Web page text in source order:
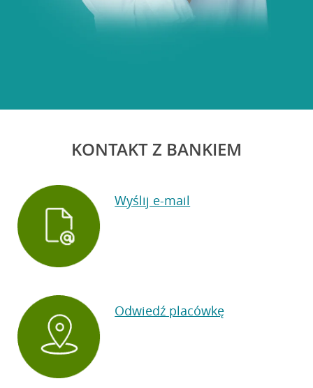
KONTAKT Z BANKIEM
Wyślij e-mail
Odwiedź placówkę